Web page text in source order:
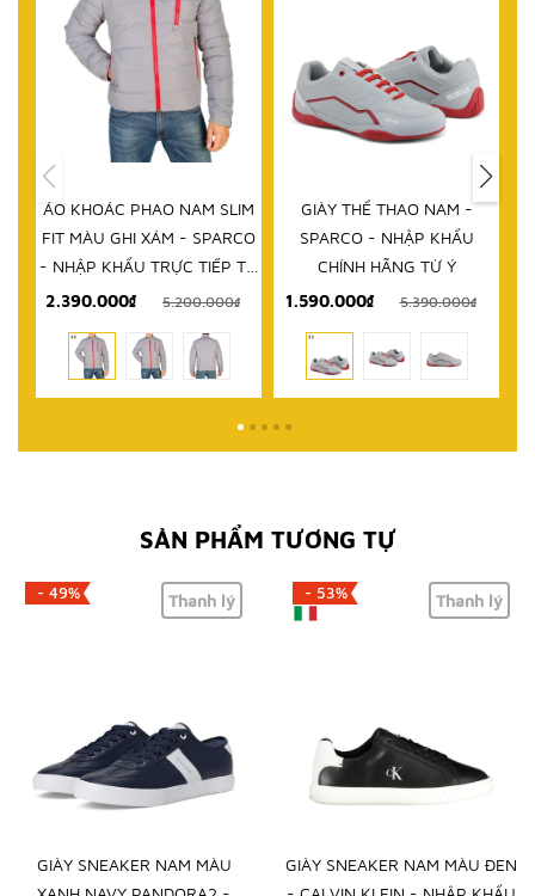
ÁO KHOÁC PHAO NAM SLIM
FIT MÀU GHI XÁM - SPARCO
- NHẬP KHẨU TRỰC TIẾP TỪ
ITALY
2.390.000₫ 5.200.000₫
GIÀY THỂ THAO NAM -
SPARCO - NHẬP KHẨU
CHÍNH HÃNG TỪ Ý
1.590.000₫
5.390.000₫
SẢN PHẨM TƯƠNG TỰ
- 49% Thanh lý
GIÀY SNEAKER NAM MÀU
- 53% Thanh lý
GIÀY SNEAKER NAM MÀU ĐEN